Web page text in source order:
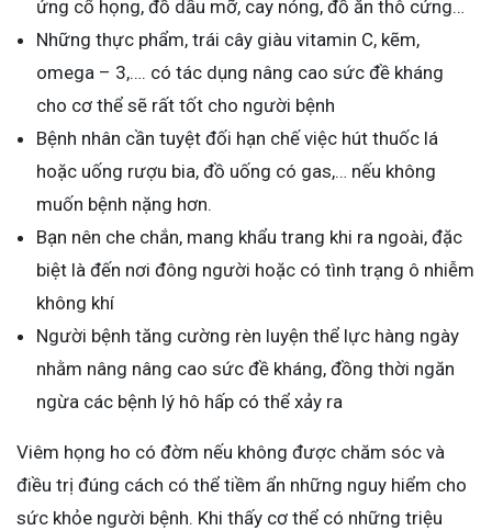
ứng cổ họng, đồ dầu mỡ, cay nóng, đồ ăn thô cứng…
Những thực phẩm, trái cây giàu vitamin C, kẽm,
omega – 3,…. có tác dụng nâng cao sức đề kháng
cho cơ thể sẽ rất tốt cho người bệnh
Bệnh nhân cần tuyệt đối hạn chế việc hút thuốc lá
hoặc uống rượu bia, đồ uống có gas,… nếu không
muốn bệnh nặng hơn.
Bạn nên che chắn, mang khẩu trang khi ra ngoài, đặc
biệt là đến nơi đông người hoặc có tình trạng ô nhiễm
không khí
Người bệnh tăng cường rèn luyện thể lực hàng ngày
nhằm nâng nâng cao sức đề kháng, đồng thời ngăn
ngừa các bệnh lý hô hấp có thể xảy ra
Viêm họng ho có đờm nếu không được chăm sóc và
điều trị đúng cách có thể tiềm ẩn những nguy hiểm cho
sức khỏe người bệnh. Khi thấy cơ thể có những triệu